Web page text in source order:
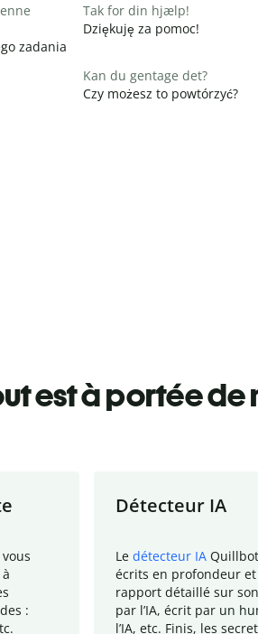
zadania
Tak for din hjælp!
Dziękuję za pomoc!
Kan du gentage det?
Czy możesz to powtórzyć?
est à portée
:
Détecteur IA
Le détecteur IA
écrits en profondeur
rapport détaillé sur
par l’IA, écrit par un
l’IA, etc. Finis, les